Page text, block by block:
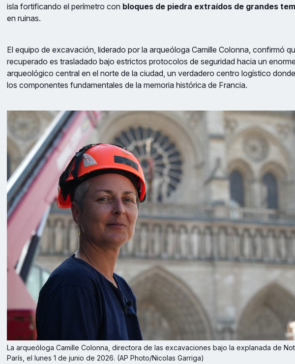
isla fortificando el perímetro con bloques de piedra extraídos de grandes
en ruinas.
El equipo de excavación, liderado por la arqueóloga Camille Colonna, confirmó
recuperado es trasladado bajo estrictos protocolos de seguridad hacia un
arqueológico central en el norte de la ciudad, un verdadero centro logístico
los componentes fundamentales de la memoria histórica de Francia.
La arqueóloga Camille Colonna, directora de las excavaciones bajo la explanada de
París, el lunes 1 de junio de 2026. (AP Photo/Nicolas Garriga)